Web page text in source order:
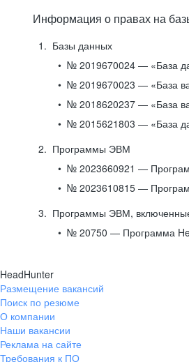
Информация о правах на
Базы данных
№ 2019670024 — «База
№ 2019670023 — «База
№ 2018620237 — «База
№ 2015621803 — «База
Программы ЭВМ
№ 2023660921 —
№ 2023610815 —
Программы ЭВМ,
№ 20750 — Программа
HeadHunter
Размещение вакансий
Поиск по резюме
О компании
Наши вакансии
Реклама на сайте
Требования к ПО